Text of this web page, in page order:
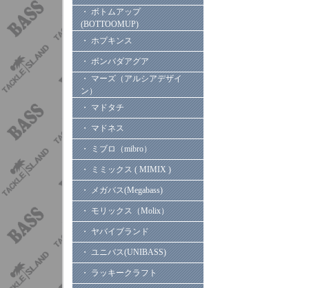
・ ボトムアップ
(BOTTOOMUP)
・ ホプキンス
・ ボンバダアグア
・ マーズ（アルシアデザイ
ン）
・ マドタチ
・ マドネス
・ ミブロ（mibro）
・ ミミックス ( MIMIX )
・ メガバス(Megabass)
・ モリックス（Molix）
・ ヤバイブランド
・ ユニバス(UNIBASS)
・ ラッキークラフト